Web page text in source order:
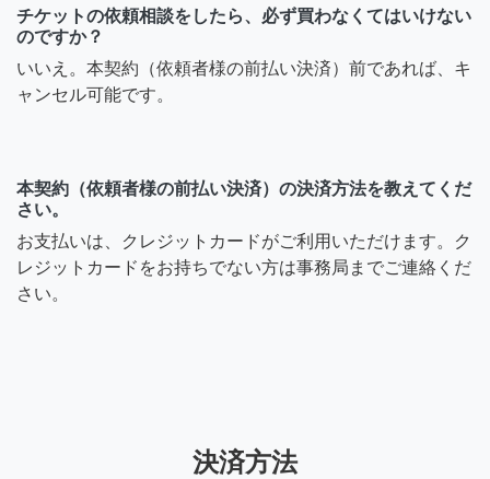
チケットの依頼相談をしたら、必ず買わなくてはいけない
のですか？
いいえ。本契約（依頼者様の前払い決済）前であれば、キ
ャンセル可能です。
本契約（依頼者様の前払い決済）の決済方法を教えてくだ
さい。
お支払いは、クレジットカードがご利用いただけます。ク
レジットカードをお持ちでない方は事務局までご連絡くだ
さい。
決済方法